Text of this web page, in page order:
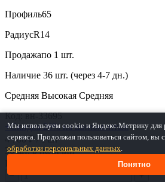
Профиль65
РадиусR14
Продажапо 1 шт.
Наличие 36 шт. (через 4-7 дн.)
Средняя Высокая Средняя
Код: вн-33695
+Скидка 20% на шиномонтаж
4 700 ₽ / 1 шт
36 шт. в наличии
− +
Мы используем cookie и Яндекс.Метрику для
сервиса. Продолжая пользоваться сайтом, вы
обработки персональных данных.
Понятно